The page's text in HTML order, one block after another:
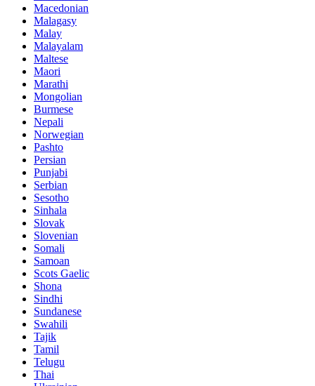
Macedonian
Malagasy
Malay
Malayalam
Maltese
Maori
Marathi
Mongolian
Burmese
Nepali
Norwegian
Pashto
Persian
Punjabi
Serbian
Sesotho
Sinhala
Slovak
Slovenian
Somali
Samoan
Scots Gaelic
Shona
Sindhi
Sundanese
Swahili
Tajik
Tamil
Telugu
Thai